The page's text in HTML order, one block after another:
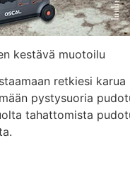
kestävä muotoilu
retkiesi karua
pystysuoria
tahattomista